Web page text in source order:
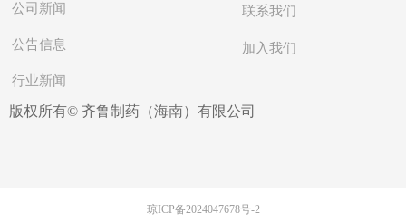
公司新闻
公告信息
行业新闻
联系我们
加入我们
版权所有© 齐鲁制药（海南）有限公司
琼ICP备2024047678号-2